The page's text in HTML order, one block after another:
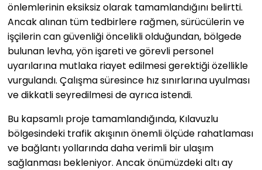
önlemlerinin eksiksiz olarak tamamlandığını belirtti.
Ancak alınan tüm tedbirlere rağmen, sürücülerin ve
işçilerin can güvenliği öncelikli olduğundan, bölgede
bulunan levha, yön işareti ve görevli personel
uyarılarına mutlaka riayet edilmesi gerektiği özellikle
vurgulandı. Çalışma süresince hız sınırlarına uyulması
ve dikkatli seyredilmesi de ayrıca istendi.
Bu kapsamlı proje tamamlandığında, Kılavuzlu
bölgesindeki trafik akışının önemli ölçüde rahatlaması
ve bağlantı yollarında daha verimli bir ulaşım
sağlanması bekleniyor. Ancak önümüzdeki altı ay